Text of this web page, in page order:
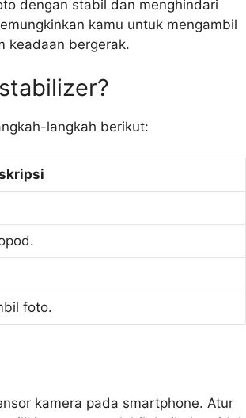
dengan stabil dan menghindari
kamu untuk mengambil
keadaan bergerak.
langkah berikut:
foto.
kamera pada smartphone. Atur